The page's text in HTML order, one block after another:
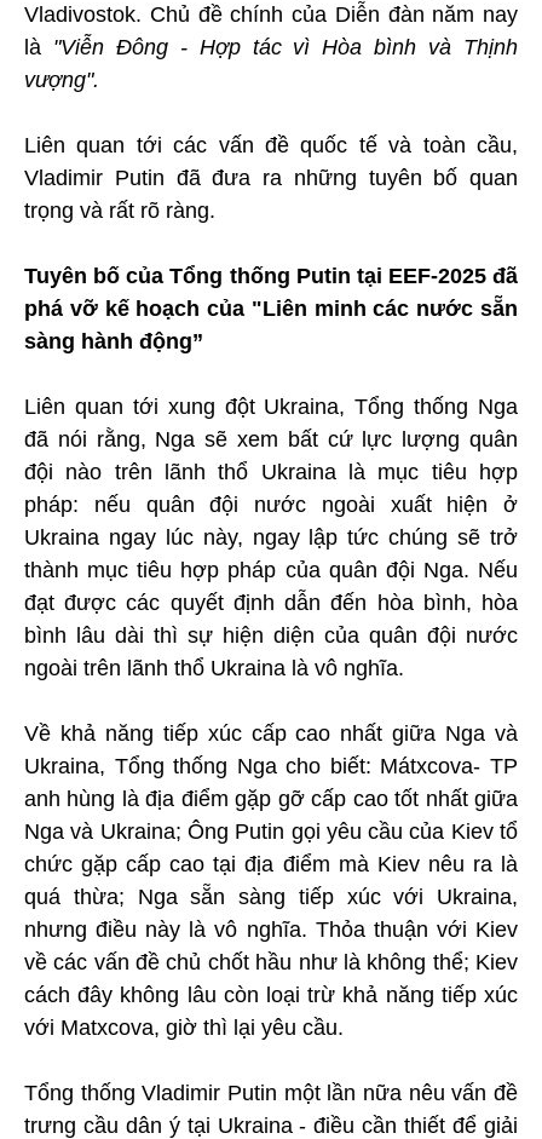
Vladivostok. Chủ đề chính của Diễn đàn năm nay
là "Viễn Đông - Hợp tác vì Hòa bình và Thịnh
vượng".
Liên quan tới các vấn đề quốc tế và toàn cầu,
Vladimir Putin đã đưa ra những tuyên bố quan
trọng và rất rõ ràng.
Tuyên bố của Tổng thống Putin tại EEF-2025 đã
phá vỡ kế hoạch của "Liên minh các nước sẵn
sàng hành động”
Liên quan tới xung đột Ukraina, Tổng thống Nga
đã nói rằng, Nga sẽ xem bất cứ lực lượng quân
đội nào trên lãnh thổ Ukraina là mục tiêu hợp
pháp: nếu quân đội nước ngoài xuất hiện ở
Ukraina ngay lúc này, ngay lập tức chúng sẽ trở
thành mục tiêu hợp pháp của quân đội Nga. Nếu
đạt được các quyết định dẫn đến hòa bình, hòa
bình lâu dài thì sự hiện diện của quân đội nước
ngoài trên lãnh thổ Ukraina là vô nghĩa.
Về khả năng tiếp xúc cấp cao nhất giữa Nga và
Ukraina, Tổng thống Nga cho biết: Mátxcova- TP
anh hùng là địa điểm gặp gỡ cấp cao tốt nhất giữa
Nga và Ukraina; Ông Putin gọi yêu cầu của Kiev tổ
chức gặp cấp cao tại địa điểm mà Kiev nêu ra là
quá thừa; Nga sẵn sàng tiếp xúc với Ukraina,
nhưng điều này là vô nghĩa. Thỏa thuận với Kiev
về các vấn đề chủ chốt hầu như là không thể; Kiev
cách đây không lâu còn loại trừ khả năng tiếp xúc
với Matxcova, giờ thì lại yêu cầu.
Tổng thống Vladimir Putin một lần nữa nêu vấn đề
trưng cầu dân ý tại Ukraina - điều cần thiết để giải